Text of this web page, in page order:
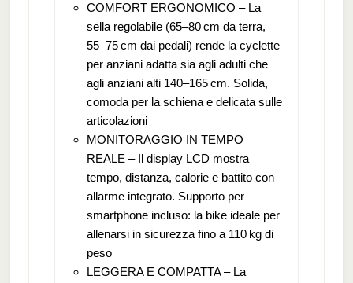
COMFORT ERGONOMICO – La
sella regolabile (65–80 cm da terra,
55–75 cm dai pedali) rende la cyclette
per anziani adatta sia agli adulti che
agli anziani alti 140–165 cm. Solida,
comoda per la schiena e delicata sulle
articolazioni
MONITORAGGIO IN TEMPO
REALE – Il display LCD mostra
tempo, distanza, calorie e battito con
allarme integrato. Supporto per
smartphone incluso: la bike ideale per
allenarsi in sicurezza fino a 110 kg di
peso
LEGGERA E COMPATTA – La